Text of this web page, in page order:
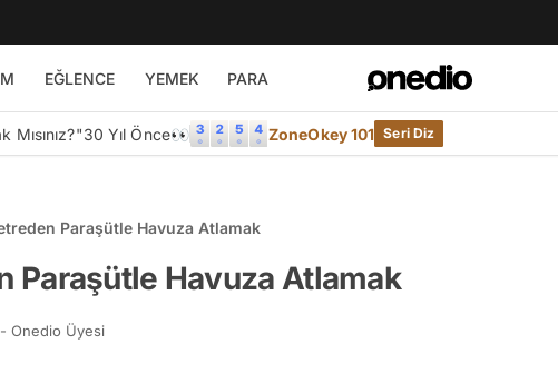
EĞLENCE YEMEK PARA
Mısınız?"30 Yıl Önce👀 ZoneOkey 101 Seri Diz
Paraşütle Havuza Atlamak
Paraşütle Havuza Atlamak
- Onedio Üyesi